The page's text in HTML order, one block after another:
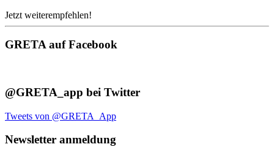
Jetzt weiterempfehlen!
GRETA auf Facebook
@GRETA_app bei Twitter
Tweets von @GRETA_App
Newsletter anmeldung